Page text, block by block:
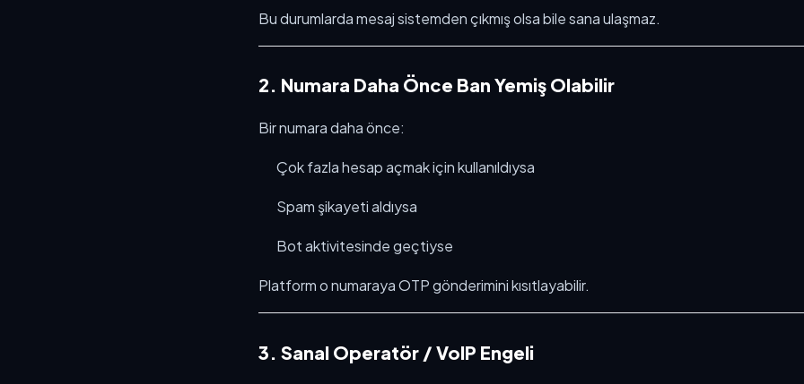
Bu durumlarda mesaj sistemden çıkmış olsa bile sana ulaşmaz.
2. Numara Daha Önce Ban Yemiş Olabilir
Bir numara daha önce:
Çok fazla hesap açmak için kullanıldıysa
Spam şikayeti aldıysa
Bot aktivitesinde geçtiyse
Platform o numaraya OTP gönderimini kısıtlayabilir.
3. Sanal Operatör / VoIP Engeli